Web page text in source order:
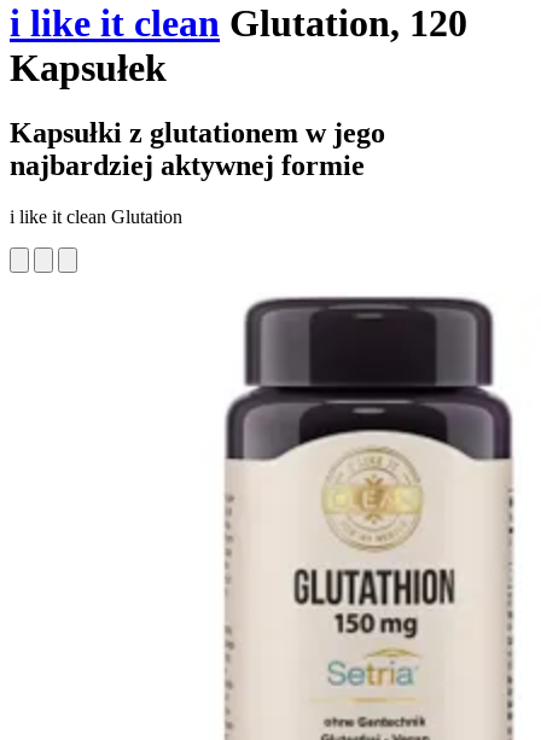
i like it clean Glutation, 120
Kapsułek
Kapsułki z glutationem w jego
najbardziej aktywnej formie
i like it clean Glutation